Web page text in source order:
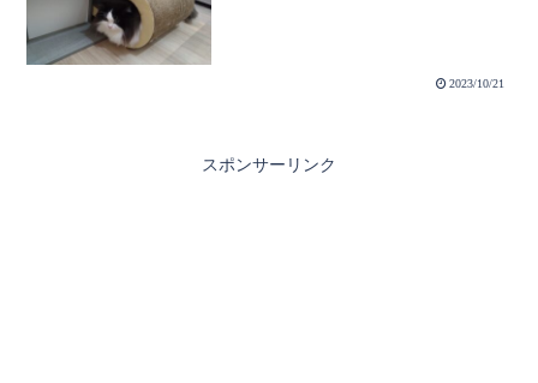
2023/10/21
スポンサーリンク